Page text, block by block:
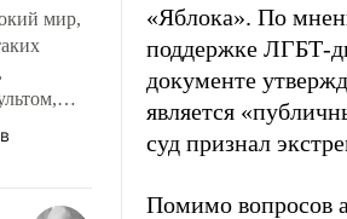
мир,
и
под
«Яблока». По
поддержке ЛГБТ-
документе
является
суд признал
Помимо вопросов